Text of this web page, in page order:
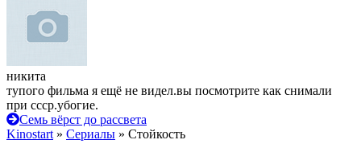
никита
тупого фильма я ещё не видел.вы посмотрите как снимали
при ссср.убогие.
Семь вёрст до рассвета
Kinostart » Сериалы » Стойкость